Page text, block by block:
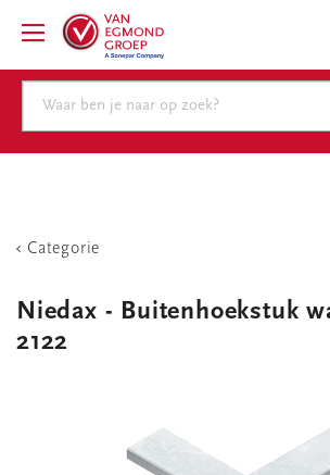
Categorie
Niedax - Buitenhoekstuk
2122